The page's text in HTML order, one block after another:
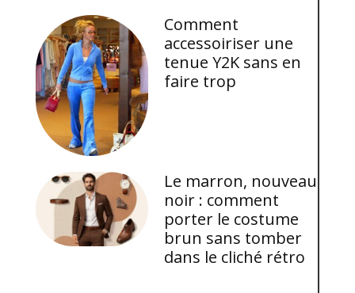
Comment
accessoiriser une
tenue Y2K sans en
faire trop
Le marron, nouveau
noir : comment
porter le costume
brun sans tomber
dans le cliché rétro